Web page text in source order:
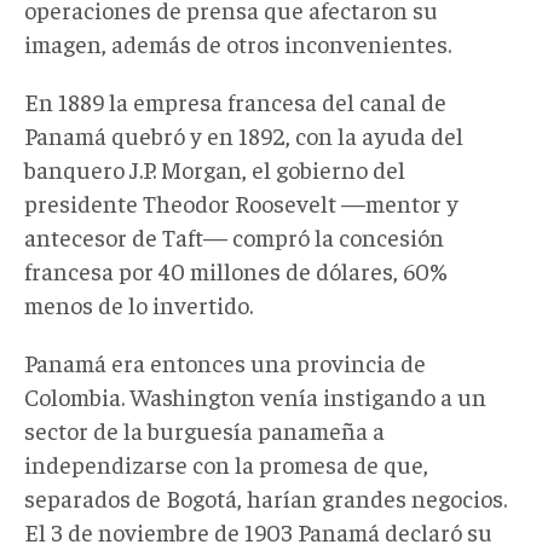
operaciones de prensa que afectaron su
imagen, además de otros inconvenientes.
En 1889 la empresa francesa del canal de
Panamá quebró y en 1892, con la ayuda del
banquero J.P. Morgan, el gobierno del
presidente Theodor Roosevelt —mentor y
antecesor de Taft— compró la concesión
francesa por 40 millones de dólares, 60%
menos de lo invertido.
Panamá era entonces una provincia de
Colombia. Washington venía instigando a un
sector de la burguesía panameña a
independizarse con la promesa de que,
separados de Bogotá, harían grandes negocios.
El 3 de noviembre de 1903 Panamá declaró su